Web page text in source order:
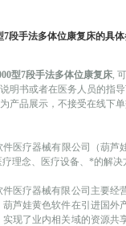
7段手法多体位康复床的具
型7段手法多体位康复床,
明书或者在医务人员的指
产品展示，不接受在线下
件医疗器械有限公司（葫芦
理念、医疗设备、*的解
件医疗器械有限公司主要
芦娃黄色软件在引进国外
现了业内相关域的资源共